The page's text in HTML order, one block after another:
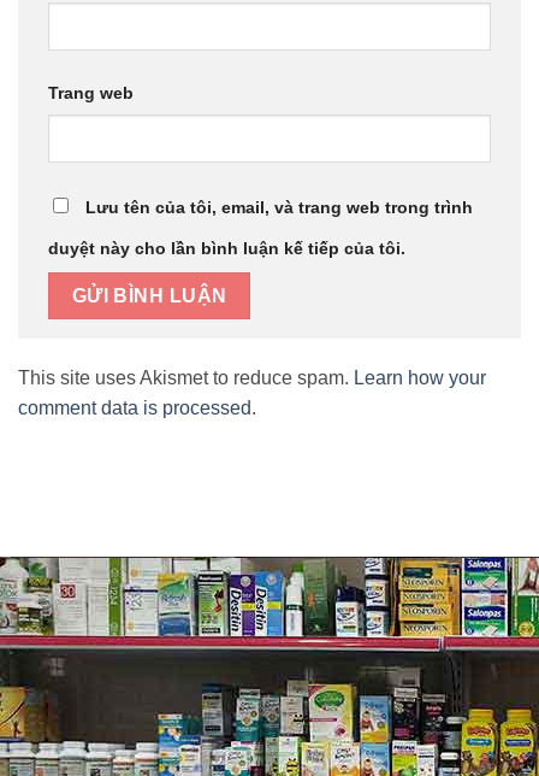
Trang web
Lưu tên của tôi, email, và trang web trong trình
duyệt này cho lần bình luận kế tiếp của tôi.
This site uses Akismet to reduce spam. Learn how your
comment data is processed.